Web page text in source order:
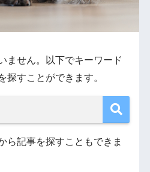
ません。以下でキーワード
探すことができます。
ら記事を探すこともできま